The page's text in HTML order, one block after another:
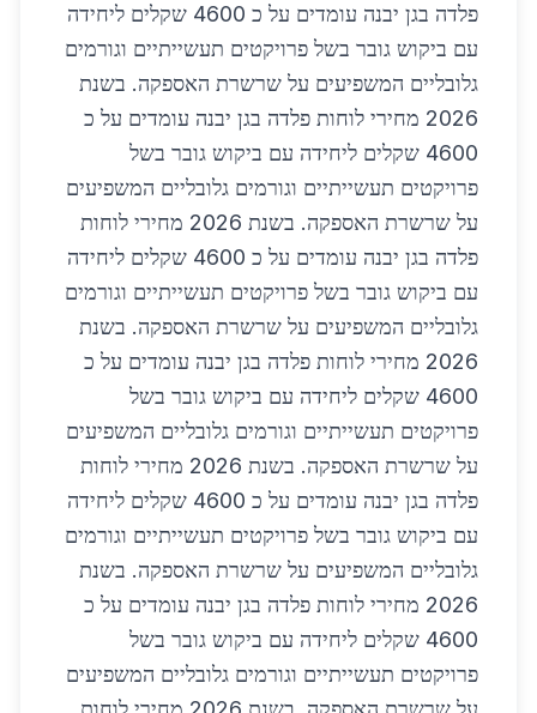
פלדה בגן יבנה עומדים על כ 4600 שקלים ליחידה
עם ביקוש גובר בשל פרויקטים תעשייתיים וגורמים
גלובליים המשפיעים על שרשרת האספקה. בשנת
2026 מחירי לוחות פלדה בגן יבנה עומדים על כ
4600 שקלים ליחידה עם ביקוש גובר בשל
פרויקטים תעשייתיים וגורמים גלובליים המשפיעים
על שרשרת האספקה. בשנת 2026 מחירי לוחות
פלדה בגן יבנה עומדים על כ 4600 שקלים ליחידה
עם ביקוש גובר בשל פרויקטים תעשייתיים וגורמים
גלובליים המשפיעים על שרשרת האספקה. בשנת
2026 מחירי לוחות פלדה בגן יבנה עומדים על כ
4600 שקלים ליחידה עם ביקוש גובר בשל
פרויקטים תעשייתיים וגורמים גלובליים המשפיעים
על שרשרת האספקה. בשנת 2026 מחירי לוחות
פלדה בגן יבנה עומדים על כ 4600 שקלים ליחידה
עם ביקוש גובר בשל פרויקטים תעשייתיים וגורמים
גלובליים המשפיעים על שרשרת האספקה. בשנת
2026 מחירי לוחות פלדה בגן יבנה עומדים על כ
4600 שקלים ליחידה עם ביקוש גובר בשל
פרויקטים תעשייתיים וגורמים גלובליים המשפיעים